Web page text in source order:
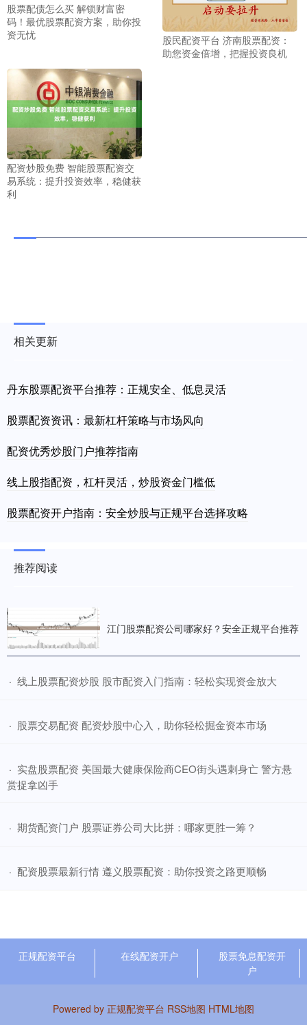
股票配债怎么买 解锁财富密
码！最优股票配资方案，助你投
资无忧
股民配资平台 济南股票配资：
助您资金倍增，把握投资良机
配资炒股免费 智能股票配资交
易系统：提升投资效率，稳健获
利
相关更新
丹东股票配资平台推荐：正规安全、低息灵活
股票配资资讯：最新杠杆策略与市场风向
配资优秀炒股门户推荐指南
线上股指配资，杠杆灵活，炒股资金门槛低
股票配资开户指南：安全炒股与正规平台选择攻略
推荐阅读
江门股票配资公司哪家好？安全正规平台推荐
· ​线上股票配资炒股 股市配资入门指南：轻松实现资金放大
· ​股票交易配资 配资炒股中心入，助你轻松掘金资本市场
· ​实盘股票配资 美国最大健康保险商CEO街头遇刺身亡 警方悬
赏捉拿凶手
· ​期货配资门户 股票证券公司大比拼：哪家更胜一筹？
· ​配资股票最新行情 遵义股票配资：助你投资之路更顺畅
正规配资平台 在线配资开户
股票免息配资开
户
Powered by 正规配资平台 RSS地图 HTML地图